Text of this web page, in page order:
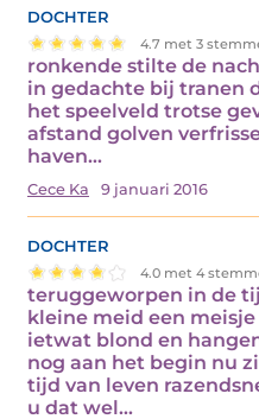
dochter
4.7 met 3
ronkende stilte de
in gedachte bij tranen
het speelveld trotse
afstand golven
haven…
Cece Ka 9 januari 2016
dochter
4.0 met 4
teruggeworpen in de
kleine meid een
ietwat blond en
nog aan het begin nu
tijd van leven
u dat wel…